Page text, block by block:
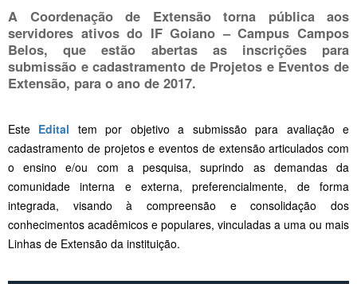
A Coordenação de Extensão torna pública aos
servidores ativosdo IF Goiano – Campus Campos
Belos, que estão abertas as inscrições para
submissão e cadastramento de Projetos e Eventos de
Extensão, para o ano de 2017.
Este Edital tem por objetivo a submissão para avaliação e
cadastramento de projetos e eventos de extensão articulados com
o ensino e/ou com a pesquisa, suprindo as demandas da
comunidade interna e externa, preferencialmente, de forma
integrada, visando à compreensão e consolidação dos
conhecimentos acadêmicos e populares, vinculadas a uma ou mais
Linhas de Extensão da instituição.